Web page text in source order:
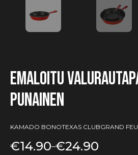
Emaloitu
punainen
KAMADO BONOTEXAS CLUBGRAND FEU
€14.90–€24.90
Hintaluokka: